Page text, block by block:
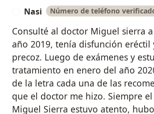
Nasi Número de teléfono
Consulté al doctor Miguel sierra
año 2019, tenía disfunción eréctil
precoz. Luego de exámenes y
tratamiento en enero del año
de la letra cada una de las
que el doctor me hizo. Siempre
Miguel Sierra estuvo atento,